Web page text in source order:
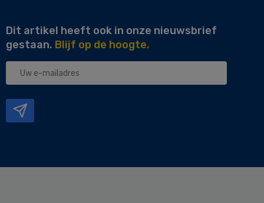
Dit artikel heeft ook in onze nieuwsbrief
gestaan. Blijf op de hoogte.
Uw